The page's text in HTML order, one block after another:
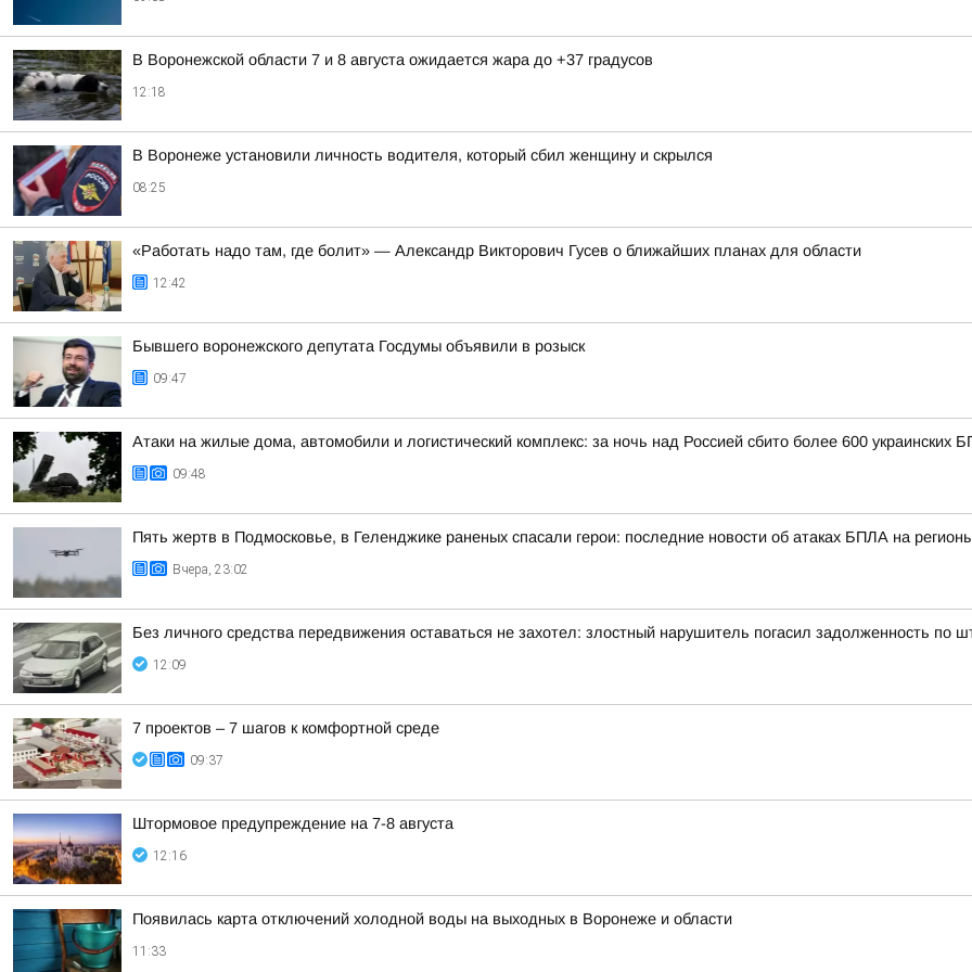
В Воронежской области 7 и 8 августа ожидается жара до +37 градусов
12:18
В Воронеже установили личность водителя, который сбил женщину и скрылся
08:25
«Работать надо там, где болит» — Александр Викторович Гусев о ближайших планах для области
12:42
Бывшего воронежского депутата Госдумы объявили в розыск
09:47
Атаки на жилые дома, автомобили и логистический комплекс: за ночь над Россией сбито более 600 украинских
09:48
Пять жертв в Подмосковье, в Геленджике раненых спасали герои: последние новости об атаках БПЛА на
Вчера, 23:02
Без личного средства передвижения оставаться не захотел: злостный нарушитель погасил задолженность по
12:09
7 проектов – 7 шагов к комфортной среде
09:37
Штормовое предупреждение на 7-8 августа
12:16
Появилась карта отключений холодной воды на выходных в Воронеже и области
11:33